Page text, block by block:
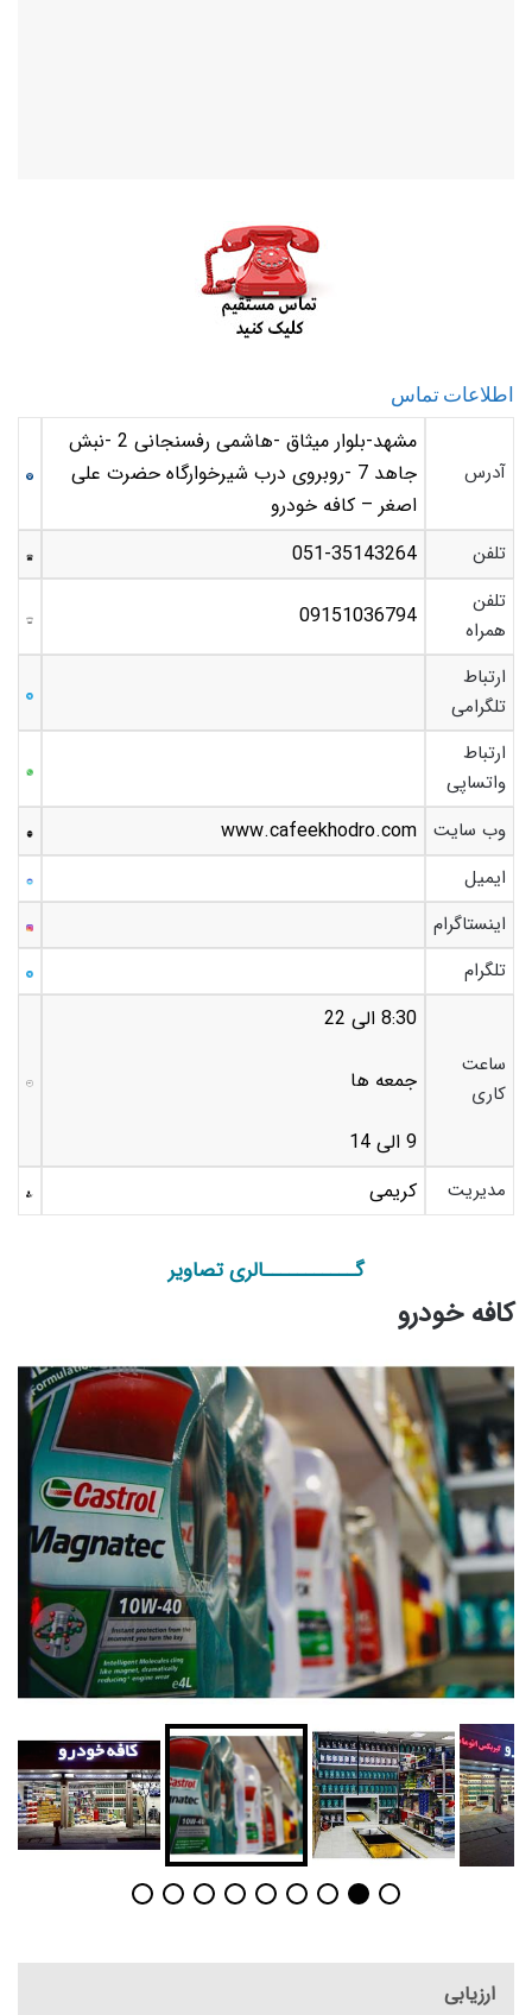
اطلاعات تماس
آدرس
مشهد-بلوار میثاق -هاشمی رفسنجانی 2 -نبش
جاهد 7 -روبروی درب شیرخوارگاه حضرت علی
اصغر – کافه خودرو
تلفن 051-35143264
تلفن
همراه
09151036794
ارتباط
تلگرامی
ارتباط
واتساپی
وب سایت www.cafeekhodro.com
ایمیل
اینستاگرام
تلگرام
ساعت
کاری
8:30 الی 22
جمعه ها
9 الی 14
مدیریت کریمی
گـــــــــــالری تصاویر
کافه خودرو
ارزیابی